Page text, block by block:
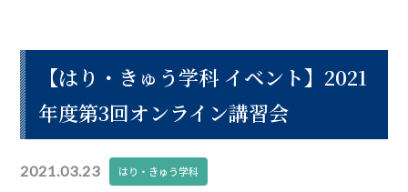
【はり・きゅう学科 イベント】2021
年度第3回オンライン講習会
2021.03.23 はり・きゅう学科